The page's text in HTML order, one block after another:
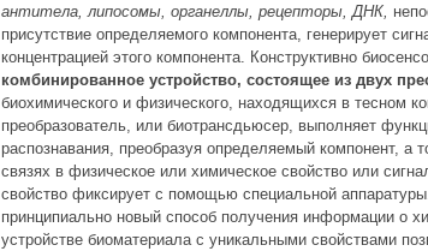
антитела, липосомы, органеллы, рецепторы, ДНК,
присутствие определяемого компонента, генерирует
концентрацией этого компонента. Конструктивно
комбинированное устройство, состоящее из двух
биохимического и физического, находящихся в тесном
преобразователь, или биотрансдьюсер, выполняет
распознавания, преобразуя определяемый компонент, а
связях в физическое или химическое свойство или
свойство фиксирует с помощью специальной
принципиально новый способ получения информации о
устройстве биоматериала с уникальными свойствами